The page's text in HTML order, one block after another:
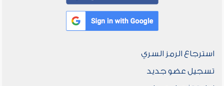
استرجاع الرمز السري
تسجيل عضو جديد